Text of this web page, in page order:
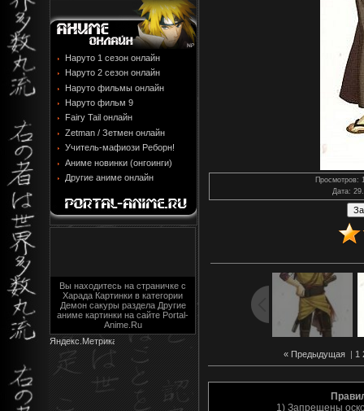
Наруто 1 сезон онлайн
Наруто 2 сезон онлайн
Наруто фильмы онлайн
Наруто фильм 9
Fairy Tail онлайн
Zetman / Зетмен онлайн
Учитель-мафиози Реборн!
Аниме новинки (онгоинги)
Другие аниме онлайн
Вы находитесь на страничке с
Харада Картинки в категории
Демон сакуры раздела Другие
аниме картинки на сайте Portal-
Anime.Ru
Просмотров:
Дата:
« Предыдущая| 1
1) Запрещены